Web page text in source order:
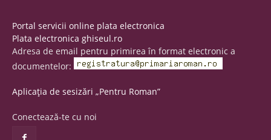
Portal servicii online plata electronica
Plata electronica ghiseul.ro
Adresa de email pentru primirea în format electronic a
documentelor:
Aplicația de sesizări „Pentru Roman”
Conectează-te cu noi